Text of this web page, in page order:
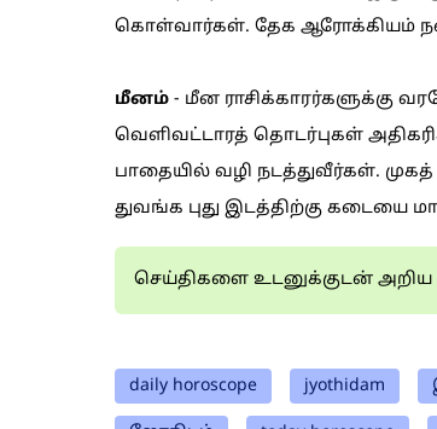
கொள்வார்கள். தேக ஆரோக்கியம்
மீனம் - மீன ராசிக்காரர்களுக்கு
வெளிவட்டாரத் தொடர்புகள்
பாதையில் வழி நடத்துவீர்கள்.
துவங்க புது இடத்திற்கு கடையை
செய்திகளை உடனுக்குடன்
daily horoscope jyothidam